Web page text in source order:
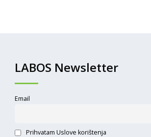
LABOS Newsletter
Email
Prihvatam Uslove korištenja